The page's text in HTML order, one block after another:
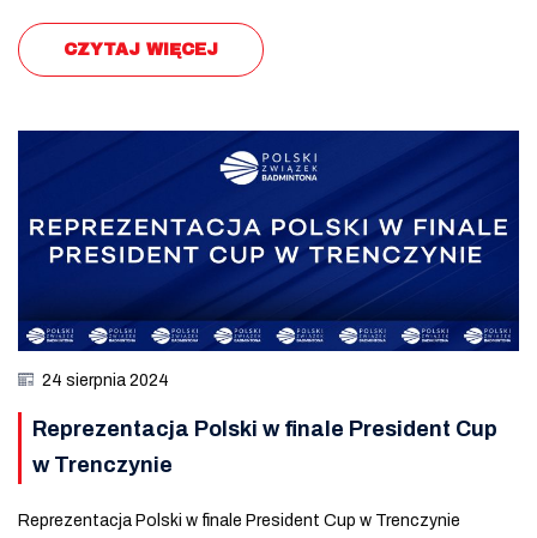
CZYTAJ WIĘCEJ
24 sierpnia 2024
Reprezentacja Polski w finale President Cup
w Trenczynie
Reprezentacja Polski w finale President Cup w Trenczynie